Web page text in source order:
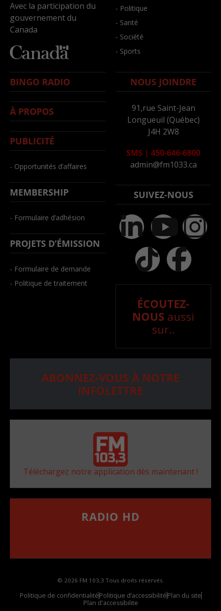
Avec la participation du
gouvernement du
Canada
- Politique
- Santé
- Société
- Sports
BINGO RADIO
À PROPOS
PUBLICITÉ
- Opportunités d’affaires
MEMBERSHIP
- Formulaire d’adhésion
PROJETS D’ÉMISSION
- Formulaire de demande
- Politique de traitement
NOUS JOINDRE
91,rue Saint-Jean
Longueuil (Québec)
J4H 2W8
SMS | 450-646-6800
admin@fm1033.ca
SUIVEZ-NOUS
ÉCOUTEZ-
NOUS aussi
sur..
ABONNEZ-VOUS À NOTRE
INFOLETTRE
Téléchargez notre application dès maintenant !
RADIO HD
© 2026 FM 103,3 Tous droits réservés.
Politique de confidentialitéPolitique d’accessibilitéPlan du site
Plan d'accessibilite